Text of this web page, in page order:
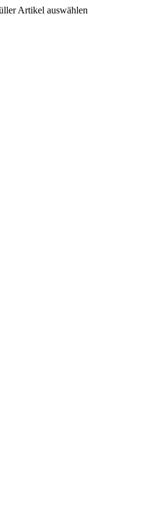
Artikel auswählen